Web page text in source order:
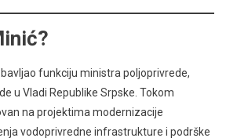
funkciju ministra poljoprivrede,
u Vladi Republike Srpske. Tokom
na projektima modernizacije
vodoprivredne infrastrukture i podrške